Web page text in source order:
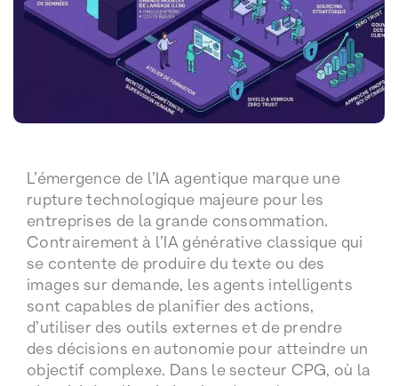
L’émergence de l’IA agentique marque une
rupture technologique majeure pour les
entreprises de la grande consommation.
Contrairement à l’IA générative classique qui
se contente de produire du texte ou des
images sur demande, les agents intelligents
sont capables de planifier des actions,
d’utiliser des outils externes et de prendre
des décisions en autonomie pour atteindre un
objectif complexe. Dans le secteur CPG, où la